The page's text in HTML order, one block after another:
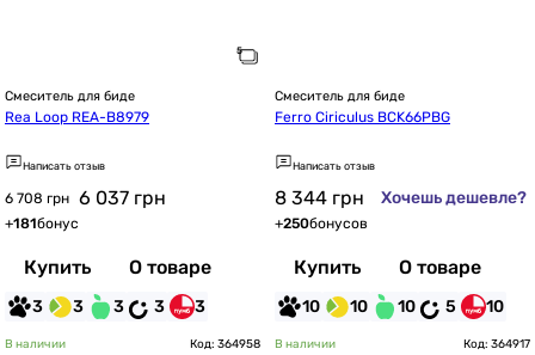
Смеситель для биде
Rea Loop REA-B8979
Написать отзыв
6 708 грн 6 037 грн
+181бонус
Купить О товаре
3 3 3 3 3
Смеситель для биде
Ferro Ciriculus BCK66PBG
Написать отзыв
8 344 грн Хочешь дешевле?
+250бонусов
Купить О товаре
10 10 10 5 10
В наличии Код: 364958 В наличии Код: 364917